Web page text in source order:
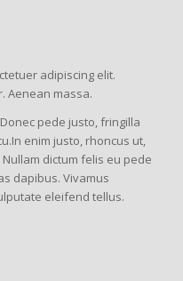
adipiscing elit.
Aenean massa.
pede justo, fringilla
enim justo, rhoncus ut,
dictum felis eu pede
dapibus. Vivamus
eleifend tellus.